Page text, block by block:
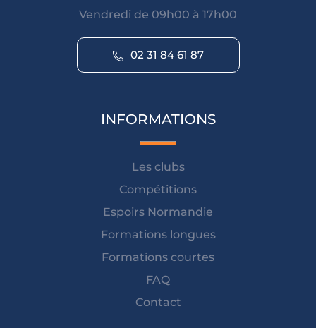
Vendredi de 09h00 à 17h00
02 31 84 61 87
INFORMATIONS
Les clubs
Compétitions
Espoirs Normandie
Formations longues
Formations courtes
FAQ
Contact